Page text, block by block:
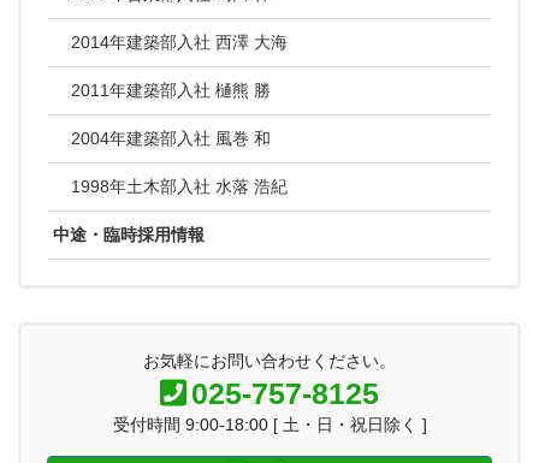
2014年建築部入社 西澤 大海
2011年建築部入社 樋熊 勝
2004年建築部入社 風巻 和
1998年土木部入社 水落 浩紀
中途・臨時採用情報
お気軽にお問い合わせください。
025-757-8125
受付時間 9:00-18:00 [ 土・日・祝日除く ]